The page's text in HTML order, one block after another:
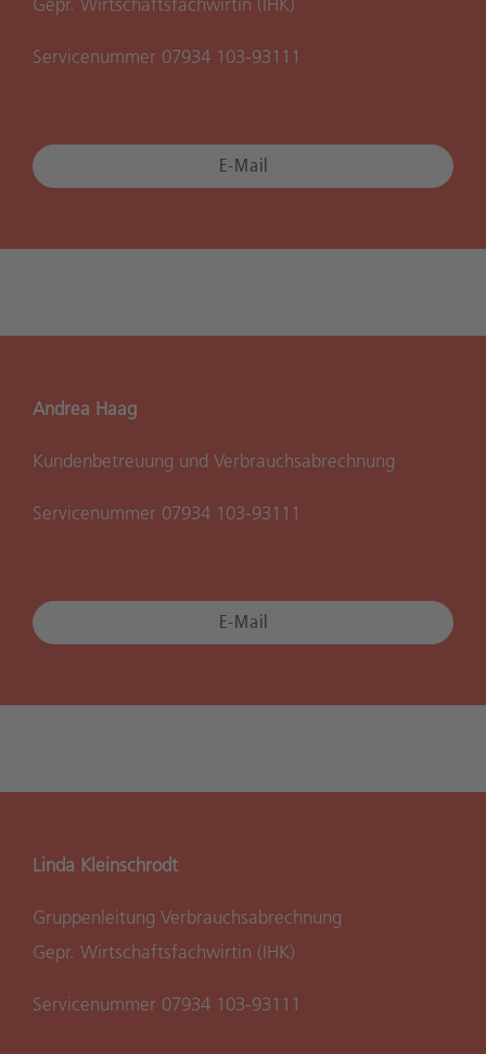
Gepr. Wirtschaftsfachwirtin (IHK)
Servicenummer 07934 103-93111
E-Mail
Andrea Haag
Kundenbetreuung und Verbrauchsabrechnung
Servicenummer 07934 103-93111
E-Mail
Linda Kleinschrodt
Gruppenleitung Verbrauchsabrechnung
Gepr. Wirtschaftsfachwirtin (IHK)
Servicenummer 07934 103-93111